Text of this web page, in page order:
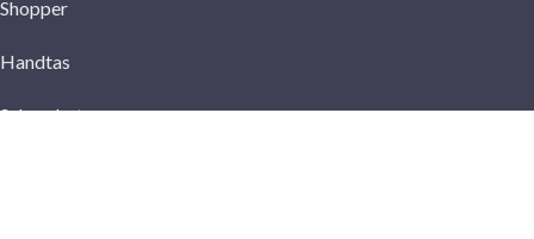
Shopper
Handtas
Schoudertas